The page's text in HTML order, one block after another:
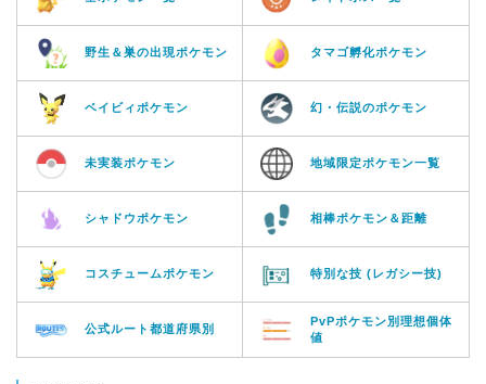
野生＆巣の出現ポケモン タマゴ孵化ポケモン
ベイビィポケモン 幻・伝説のポケモン
未実装ポケモン 地域限定ポケモン一覧
シャドウポケモン 相棒ポケモン＆距離
コスチュームポケモン 特別な技 (レガシー技)
公式ルート都道府県別
PvPポケモン別理想個体
値